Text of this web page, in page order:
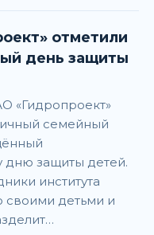
отметили
день защиты
«Гидропроект»
семейный
защиты детей.
института
своими детьми и